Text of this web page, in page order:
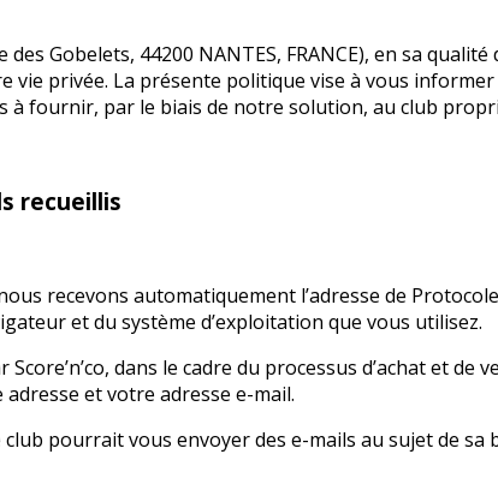
des Gobelets, 44200 NANTES, FRANCE), en sa
privée. La présente politique vise à vous
fournir, par le biais de notre solution, au club
recueillis
recevons automatiquement l’adresse de
et du système d’exploitation que vous utilisez.
dans le cadre du processus d’achat et
et votre adresse e-mail.
pourrait vous envoyer des e-mails au sujet de